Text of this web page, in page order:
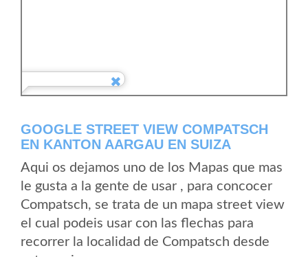
GOOGLE STREET VIEW COMPATSCH
EN KANTON AARGAU EN SUIZA
Aqui os dejamos uno de los Mapas que mas
le gusta a la gente de usar , para concocer
Compatsch, se trata de un mapa street view
el cual podeis usar con las flechas para
recorrer la localidad de Compatsch desde